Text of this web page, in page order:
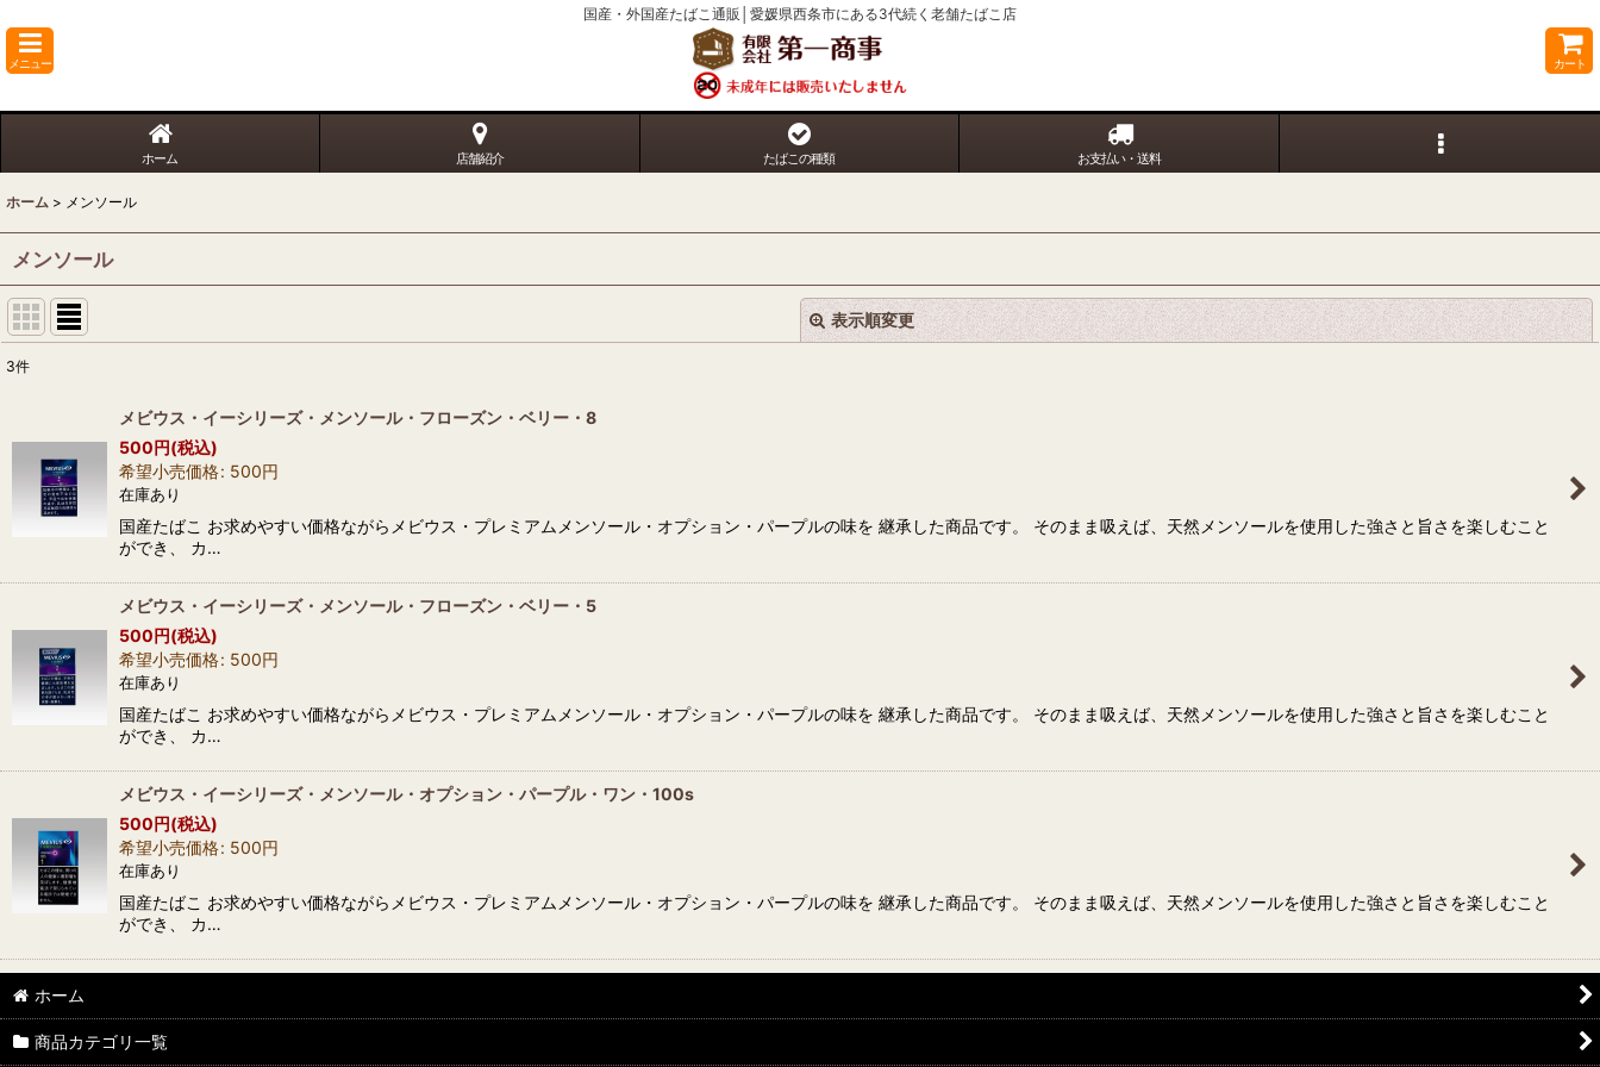
国産・外国産たばこ通販│愛媛県西条市にある3代続く老舗たばこ店
メニュー カート
ホーム 店舗紹介 たばこの種類 お支払い・送料
ホーム > メンソール
メンソール
表示順変更
並び順:
絞り込む
閉じる
3件
メビウス・イーシリーズ・メンソール・フローズン・ベリー・8
500円(税込)
希望小売価格: 500円
在庫あり
国産たばこ お求めやすい価格ながらメビウス・プレミアムメンソール・オプション・パープルの味を 継承した商品です。 そのまま吸えば、天然メンソールを使用した強さと旨さを楽しむこと
ができ、 カ…
メビウス・イーシリーズ・メンソール・フローズン・ベリー・5
500円(税込)
希望小売価格: 500円
在庫あり
国産たばこ お求めやすい価格ながらメビウス・プレミアムメンソール・オプション・パープルの味を 継承した商品です。 そのまま吸えば、天然メンソールを使用した強さと旨さを楽しむこと
ができ、 カ…
メビウス・イーシリーズ・メンソール・オプション・パープル・ワン・100s
500円(税込)
希望小売価格: 500円
在庫あり
国産たばこ お求めやすい価格ながらメビウス・プレミアムメンソール・オプション・パープルの味を 継承した商品です。 そのまま吸えば、天然メンソールを使用した強さと旨さを楽しむこと
ができ、 カ…
ホーム
商品カテゴリ一覧